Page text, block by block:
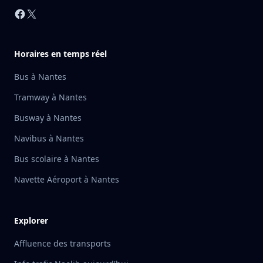
Facebook
X
Horaires en temps réel
Bus à Nantes
Tramway à Nantes
Busway à Nantes
Navibus à Nantes
Bus scolaire à Nantes
Navette Aéroport à Nantes
Explorer
Affluence des transports